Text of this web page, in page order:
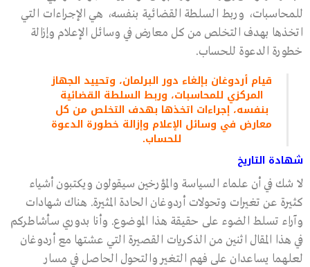
للمحاسبات، وربط السلطة القضائية بنفسه، هي الإجراءات التي
اتخذها بهدف التخلص من كل معارض في وسائل الإعلام وإزالة
خطورة الدعوة للحساب.
قيام أردوغان بإلغاء دور البرلمان، وتحييد الجهاز
المركزي للمحاسبات، وربط السلطة القضائية
بنفسه، إجراءات اتخذها بهدف التخلص من كل
معارض في وسائل الإعلام وإزالة خطورة الدعوة
للحساب.
شهادة التاريخ
لا شك في أن علماء السياسة والمؤرخين سيقولون ويكتبون أشياء
كثيرة عن تغيرات وتحولات أردوغان الحادة المثيرة. هناك شهادات
وآراء تسلط الضوء على حقيقة هذا الموضوع. وأنا بدوري سأشاطركم
في هذا المقال اثنين من الذكريات القصيرة التي عشتها مع أردوغان
لعلهما يساعدان على فهم التغير والتحول الحاصل في مسار